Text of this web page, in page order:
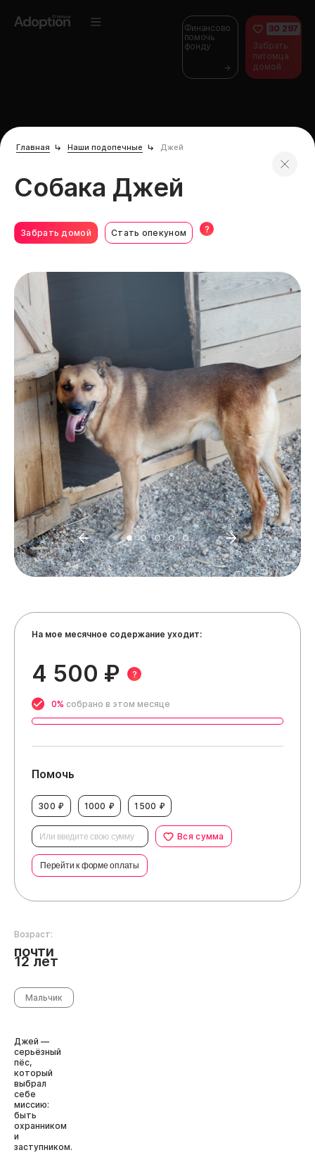
Финансово
помочь
фонду
30 297
Забрать
питомца
домой
Главная Наши подопечные Джей
Собака Джей
Забрать домой Стать опекуном ?
На мое месячное содержание уходит:
4 500 ₽ ?
0% собрано в этом месяце
Помочь
300 ₽ 1000 ₽ 1500 ₽
Вся сумма
Перейти к форме оплаты
Возраст:
почти
12 лет
Мальчик
Джей —
серьёзный
пёс,
который
выбрал
себе
миссию:
быть
охранником
и
заступником.